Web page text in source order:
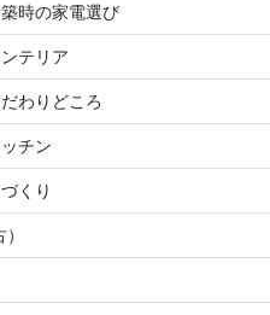
時の家電選び
テリア
わりどころ
チン
くり